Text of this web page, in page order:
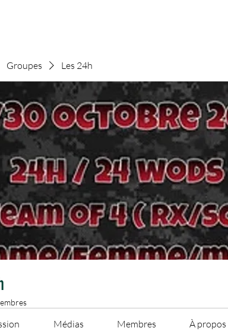
Groupes Les 24h
Médias Membres À propos